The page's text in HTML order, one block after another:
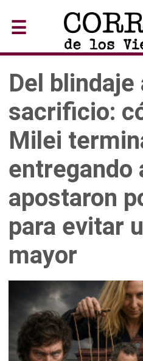
☰
Del blindaje
sacrificio:
Milei
entregando
apostaron
para evitar
mayor